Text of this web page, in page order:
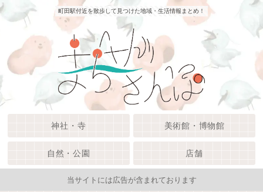
町田駅付近を散歩して見つけた地域・生活情報まとめ！
神社・寺 美術館・博物館
自然・公園 店舗
当サイトには広告が含まれております